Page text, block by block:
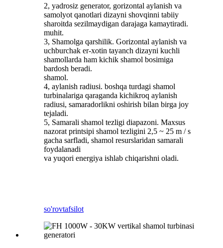
2, yadrosiz generator, gorizontal aylanish va
samolyot qanotlari dizayni shovqinni tabiiy
sharoitda sezilmaydigan darajaga kamaytiradi.
muhit.
3, Shamolga qarshilik. Gorizontal aylanish va
uchburchak er-xotin tayanch dizayni kuchli
shamollarda ham kichik shamol bosimiga
bardosh beradi.
shamol.
4, aylanish radiusi. boshqa turdagi shamol
turbinalariga qaraganda kichikroq aylanish
radiusi, samaradorlikni oshirish bilan birga joy
tejaladi.
5, Samarali shamol tezligi diapazoni. Maxsus
nazorat printsipi shamol tezligini 2,5 ~ 25 m / s
gacha sarfladi, shamol resurslaridan samarali
foydalanadi
va yuqori energiya ishlab chiqarishni oladi.
so'rovtafsilot